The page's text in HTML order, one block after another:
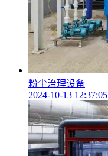
粉尘治理设备
2024-10-13 12:37:05